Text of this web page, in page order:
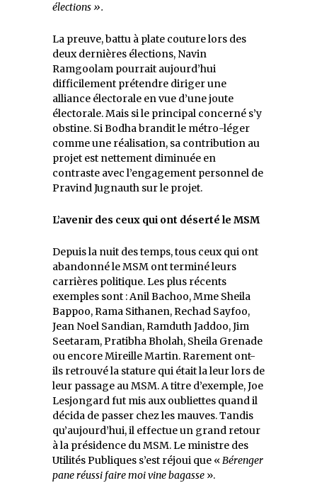
élections ».
La preuve, battu à plate couture lors des
deux dernières élections, Navin
Ramgoolam pourrait aujourd’hui
difficilement prétendre diriger une
alliance électorale en vue d’une joute
électorale. Mais si le principal concerné s’y
obstine. Si Bodha brandit le métro-léger
comme une réalisation, sa contribution au
projet est nettement diminuée en
contraste avec l’engagement personnel de
Pravind Jugnauth sur le projet.
L’avenir des ceux qui ont déserté le MSM
Depuis la nuit des temps, tous ceux qui ont
abandonné le MSM ont terminé leurs
carrières politique. Les plus récents
exemples sont : Anil Bachoo, Mme Sheila
Bappoo, Rama Sithanen, Rechad Sayfoo,
Jean Noel Sandian, Ramduth Jaddoo, Jim
Seetaram, Pratibha Bholah, Sheila Grenade
ou encore Mireille Martin. Rarement ont-
ils retrouvé la stature qui était la leur lors de
leur passage au MSM. A titre d’exemple, Joe
Lesjongard fut mis aux oubliettes quand il
décida de passer chez les mauves. Tandis
qu’aujourd’hui, il effectue un grand retour
à la présidence du MSM. Le ministre des
Utilités Publiques s’est réjoui que «Bérenger
pane réussi faire moi vine bagasse ».